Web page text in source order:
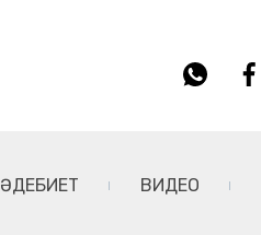
ӘДЕБИЕТ ВИДЕО